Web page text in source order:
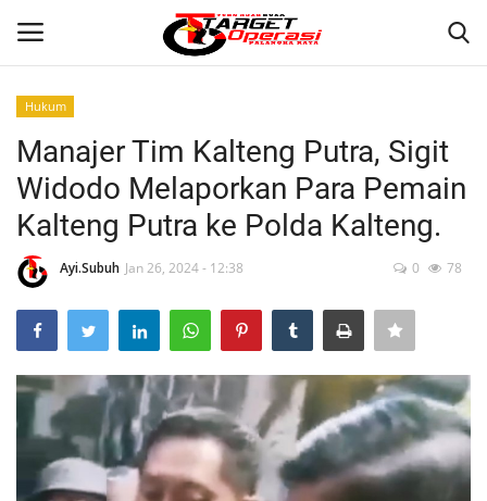
Home
PALANGKA RAYA
WISATA
KULINER
Hukum
Manajer Tim Kalteng Putra, Sigit
Widodo Melaporkan Para Pemain
Kalteng Putra ke Polda Kalteng.
Ayi.Subuh Jan 26, 2024 - 12:38 0 78